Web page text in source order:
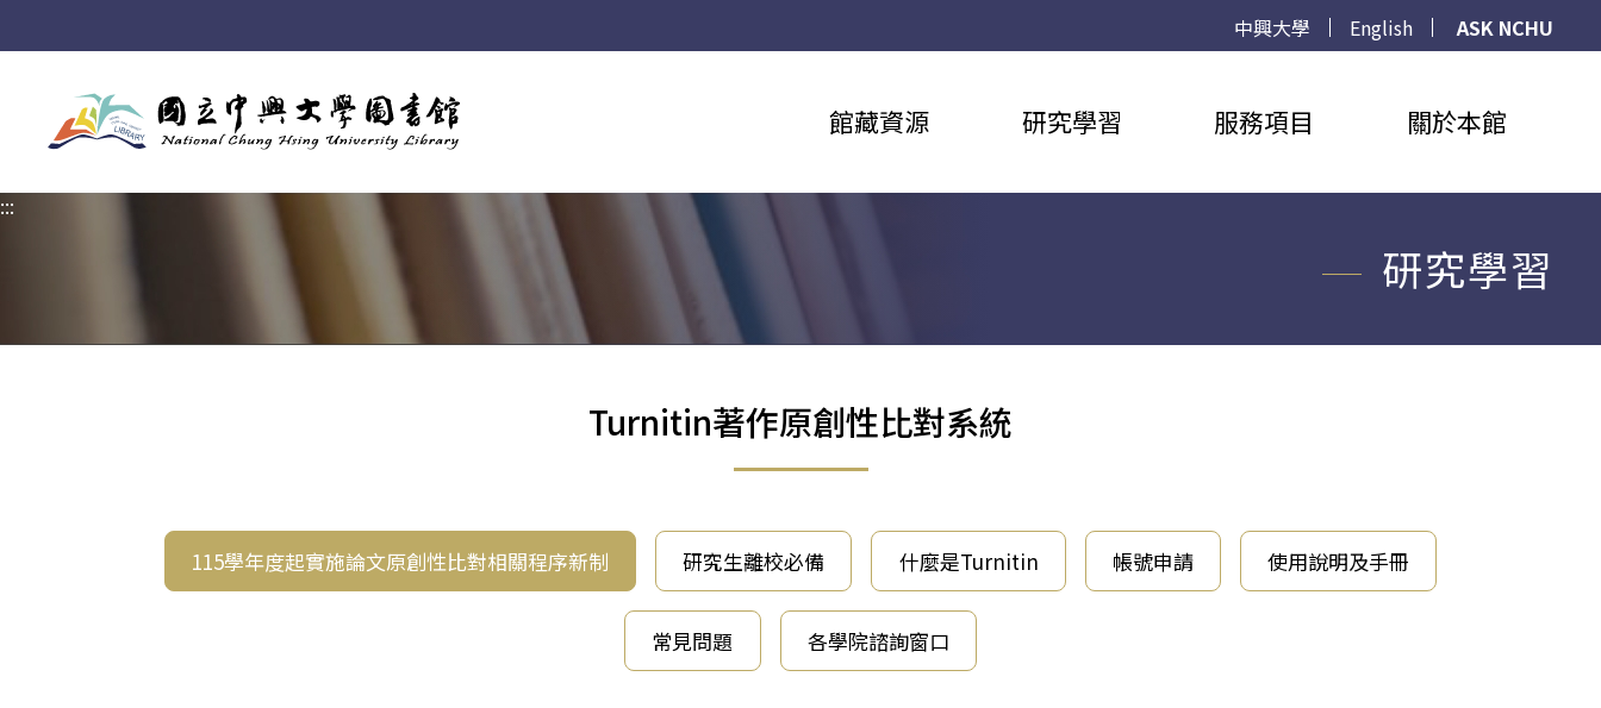
中興大學 English
ASK NCHU
館藏資源 研究學習 服務項目 關於本館
:::
研究學習
Turnitin著作原創性比對系統
115學年度起實施論文原創性比對相關程序新制 研究生離校必備 什麼是Turnitin 帳號申請 使用說明及手冊
常見問題 各學院諮詢窗口